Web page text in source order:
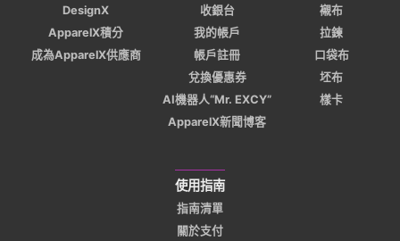
DesignX
ApparelX積分
成為ApparelX供應商
收銀台
我的帳戶
帳戶註冊
兌換優惠券
AI機器人“Mr. EXCY”
ApparelX新聞博客
襯布
拉鍊
口袋布
坯布
樣卡
使用指南
指南清單
關於支付